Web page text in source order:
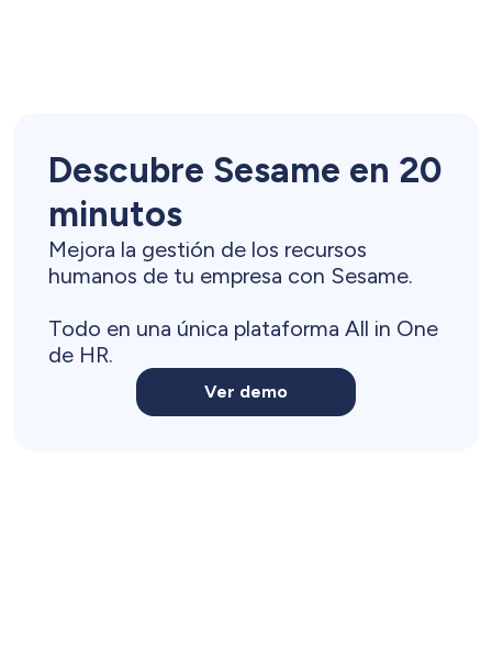
Descubre Sesame en 20
minutos
Mejora la gestión de los recursos
humanos de tu empresa con Sesame.
Todo en una única plataforma All in One
de HR.
Ver demo